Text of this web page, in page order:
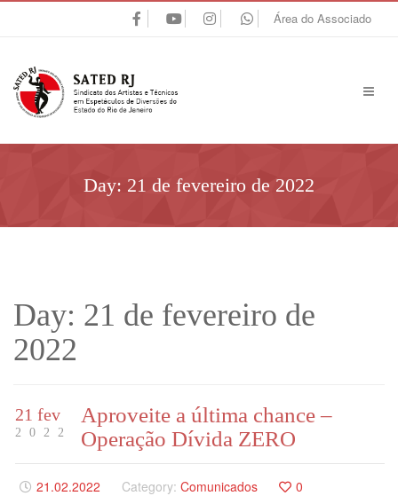
Área do Associado
Day: 21 de fevereiro de 2022
Day: 21 de fevereiro de
2022
21 fev
2022
Aproveite a última chance –
Operação Dívida ZERO
21.02.2022 Category: Comunicados
0